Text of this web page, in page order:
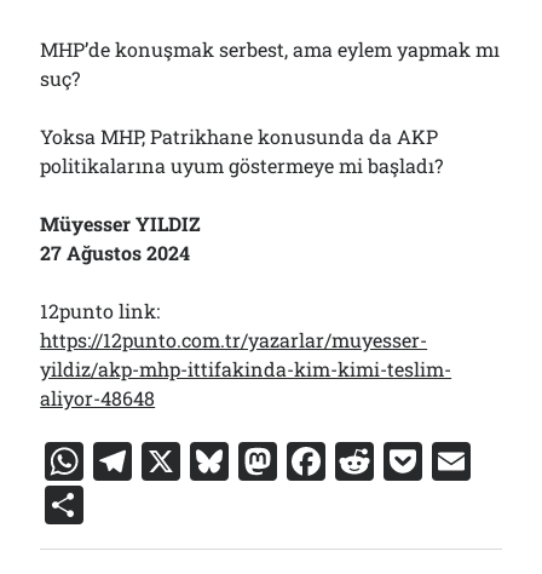
MHP’de konuşmak serbest, ama eylem yapmak mı
suç?
Yoksa MHP, Patrikhane konusunda da AKP
politikalarına uyum göstermeye mi başladı?
Müyesser YILDIZ
27 Ağustos 2024
12punto link:
https://12punto.com.tr/yazarlar/muyesser-
yildiz/akp-mhp-ittifakinda-kim-kimi-teslim-
aliyor-48648
W
at
T
e
X Bl
e
M
st
F
c
R
d
P
c ai
h